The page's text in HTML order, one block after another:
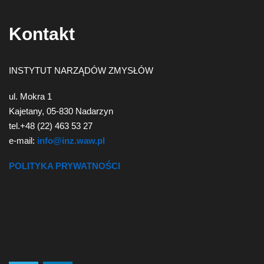
Kontakt
INSTYTUT NARZĄDÓW ZMYSŁÓW
ul. Mokra 1
Kajetany, 05-830 Nadarzyn
tel.+48 (22) 463 53 27
e-mail: info@inz.waw.pl
POLITYKA PRYWATNOŚCI